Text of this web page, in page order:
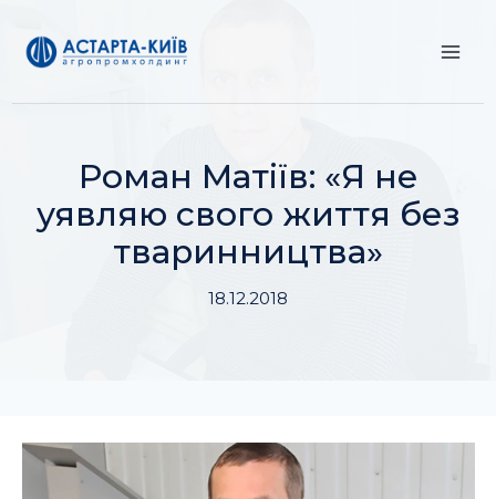
вмісту
Роман Матіїв: «Я не
уявляю свого життя без
тваринництва»
18.12.2018